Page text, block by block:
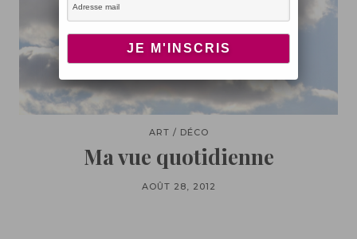
ART / DÉCO
Ma vue quotidienne
AOÛT 28, 2012